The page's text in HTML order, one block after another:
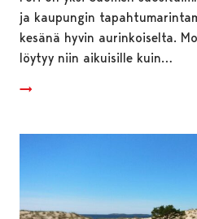
ja kaupungin
kesänä hyvin aurinkoiselta.
löytyy niin aikuisille kuin…